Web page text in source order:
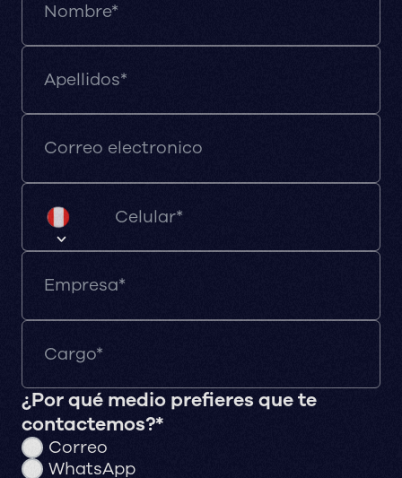
¿Por qué medio prefieres que te
contactemos?*
Correo
WhatsApp